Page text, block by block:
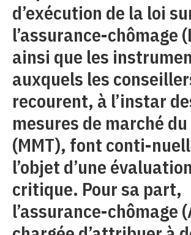
d’exécution de la loi
l’assurance-chômage
ainsi que les
auxquels les
recourent, à l’instar
mesures de marché
(MMT), font conti-
l’objet d’une évaluation
critique. Pour sa part,
l’assurance-chômage